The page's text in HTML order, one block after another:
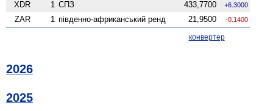
XDR 1 СПЗ 433,7700 +6.3000
ZAR 1 південно-африканський ренд 21,9500 -0.1400
конвертер
2026
2025